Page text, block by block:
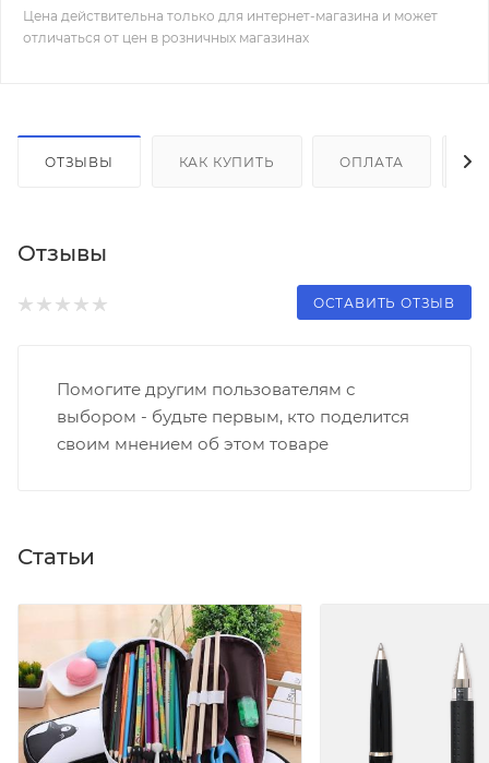
Цена действительна только для интернет-магазина и может
отличаться от цен в розничных магазинах
ОТЗЫВЫ КАК КУПИТЬ ОПЛАТА
Отзывы
ОСТАВИТЬ ОТЗЫВ
Помогите другим пользователям с
выбором - будьте первым, кто поделится
своим мнением об этом товаре
Статьи